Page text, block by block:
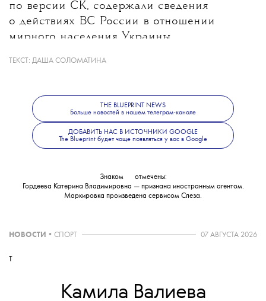
по версии СК, содержали сведения
о действиях ВС России в отношении
мирного населения Украины.
Какие именно материалы стали
не уточнило. В Следственном комитете
также сообщили, что решается вопрос
об объявлении журналистки
в международный розыск.
ТЕКСТ: ДАША СОЛОМАТИНА
THE BLUEPRINT NEWS
Больше новостей в нашем телеграм-канале
ДОБАВИТЬ НАС В ИСТОЧНИКИ GOOGLE
The Blueprint будет чаще появляться у вас в Google
Знаком
отмечены:
Гордеева Катерина Владимировна — признана иностранным агентом.
Маркировка произведена сервисом Слеза.
НОВОСТИ • СПОРТ 07 АВГУСТА 2026
T
Камила Валиева